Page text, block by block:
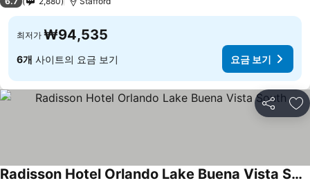
최저가 ₩94,535
6개 사이트의 요금 보기 요금 보기
공유 즐
Radisson Hotel Orlando Lake Buena Vista South